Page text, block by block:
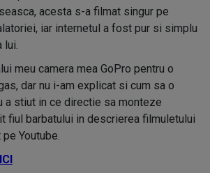
acesta s-a filmat singur pe
iar internetul a fost pur si simplu
lui.
meu camera mea GoPro pentru o
dar nu i-am explicat si cum sa o
a stiut in ce directie sa monteze
fiul barbatului in descrierea filmuletului
Youtube.